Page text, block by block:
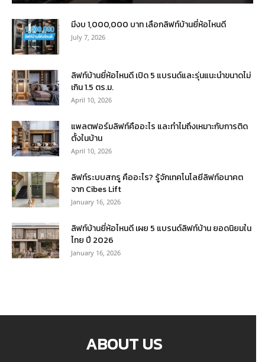
มีงบ 1,000,000 บาท เลือกลิฟท์บ้านยี่ห้อไหนดี
July 7, 2026
ลิฟท์บ้านยี่ห้อไหนดี เปิด 5 แบรนด์และรุ่นแนะนำขนาดไม่
เกิน 1.5 ตร.ม.
April 10, 2026
แพลตฟอร์มลิฟท์คืออะไร และทำไมถึงเหมาะกับการติด
ตั้งในบ้าน
April 10, 2026
ลิฟท์ระบบสกรู คืออะไร? รู้จักเทคโนโลยีลิฟท์อนาคต
จาก Cibes Lift
January 16, 2026
ลิฟท์บ้านยี่ห้อไหนดี เผย 5 แบรนด์ลิฟท์บ้าน ยอดนิยมใน
ไทย ปี 2026
January 16, 2026
ABOUT US